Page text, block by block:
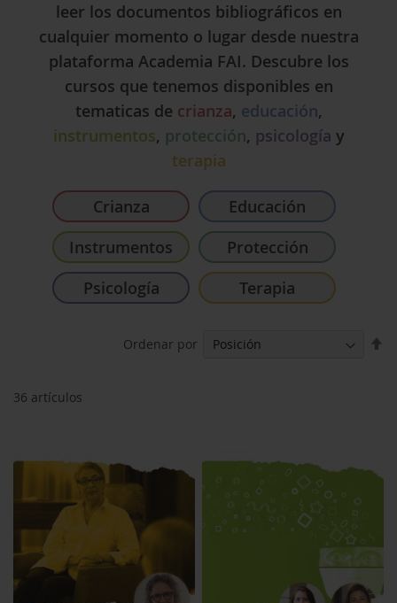
leer los documentos bibliográficos en
cualquier momento o lugar desde nuestra
plataforma Academia FAI. Descubre los
cursos que tenemos disponibles en
tematicas de crianza, educación,
instrumentos, protección, psicología y
terapia
Crianza
Educación
Instrumentos
Protección
Psicología
Terapia
36 artículos
Ordenar por